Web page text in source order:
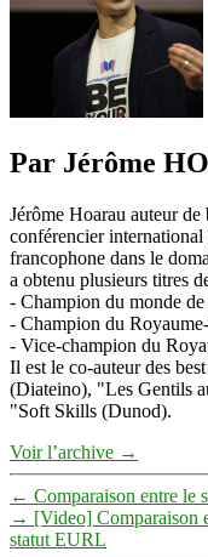
Par Jérôme
Jérôme Hoarau auteur
conférencier
francophone dans le
a obtenu plusieurs titres
- Champion du monde
- Champion du
- Vice-champion du
Il est le co-auteur des
(Diateino), "Les Gentils
"Soft Skills (Dunod).
Voir l’archive →
← Comparaison entre le
→ [Video] Comparaison
statut EURL